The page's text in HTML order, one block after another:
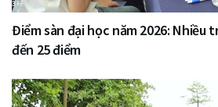
Điểm sàn đại học năm 2026: Nhiều
đến 25 điểm